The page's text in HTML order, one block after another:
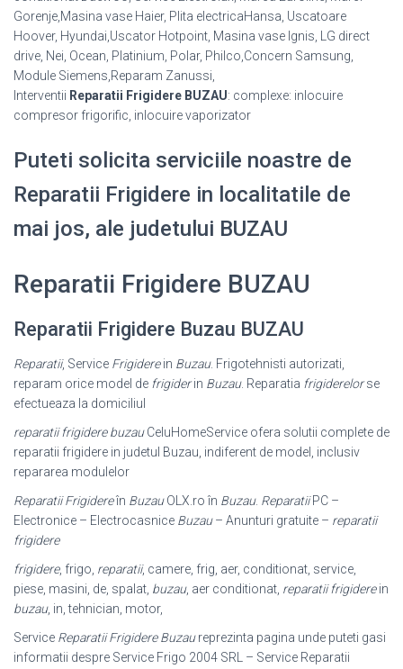
Gorenje,Masina vase Haier, Plita electricaHansa, Uscatoare
Hoover, Hyundai,Uscator Hotpoint, Masina vase Ignis, LG direct
drive, Nei, Ocean, Platinium, Polar, Philco,Concern Samsung,
Module Siemens,Reparam Zanussi,
Interventii Reparatii Frigidere BUZAU: complexe: inlocuire
compresor frigorific, inlocuire vaporizator
Puteti solicita serviciile noastre de
Reparatii Frigidere in localitatile de
mai jos, ale judetului BUZAU
Reparatii Frigidere BUZAU
Reparatii Frigidere Buzau BUZAU
Reparatii, Service Frigiderein Buzau. Frigotehnisti autorizati,
reparam orice model de frigiderin Buzau. Reparatia frigiderelorse
efectueaza la domiciliul
reparatii frigidere buzauCeluHomeService ofera solutii complete de
reparatii frigidere in judetul Buzau, indiferent de model, inclusiv
repararea modulelor
Reparatii Frigidereîn BuzauOLX.ro în Buzau. ReparatiiPC –
Electronice – Electrocasnice Buzau– Anunturi gratuite – reparatii
frigidere
frigidere, frigo, reparatii, camere, frig, aer, conditionat, service,
piese, masini, de, spalat, buzau, aer conditionat, reparatii frigiderein
buzau, in, tehnician, motor,
Service Reparatii Frigidere Buzaureprezinta pagina unde puteti gasi
informatii despre Service Frigo 2004 SRL – Service Reparatii